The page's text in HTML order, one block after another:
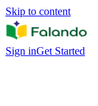
Skip to content
Sign inGet Started